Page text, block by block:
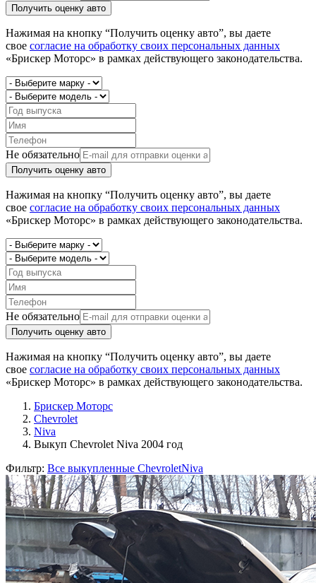
Получить оценку авто
Нажимая на кнопку “Получить оценку авто”, вы даете
свое согласие на обработку своих персональных данных
«Брискер Моторс» в рамках действующего законодательства.
Не обязательно
Получить оценку авто
Нажимая на кнопку “Получить оценку авто”, вы даете
свое согласие на обработку своих персональных данных
«Брискер Моторс» в рамках действующего законодательства.
Не обязательно
Получить оценку авто
Нажимая на кнопку “Получить оценку авто”, вы даете
свое согласие на обработку своих персональных данных
«Брискер Моторс» в рамках действующего законодательства.
Брискер Моторс
Chevrolet
Niva
Выкуп Chevrolet Niva 2004 год
Фильтр: Все выкупленные ChevroletNiva